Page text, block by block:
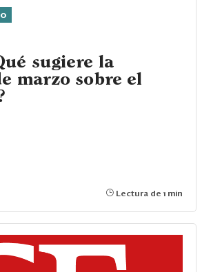
sugiere la
marzo sobre el
Lectura de 1 min